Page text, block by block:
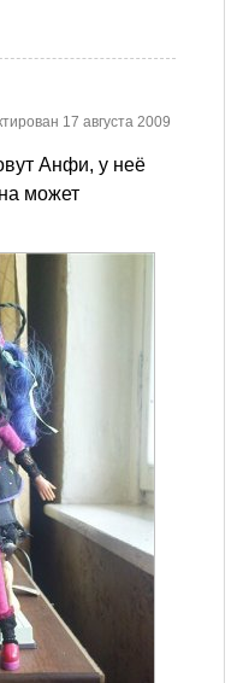
17 августа 2009
Анфи, у неё
может